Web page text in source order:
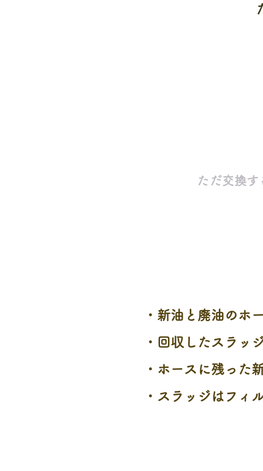
ただ交換
・新油と廃油のホ
・回収したスラッ
・ホースに残った
・スラッジはフィ